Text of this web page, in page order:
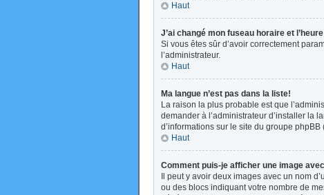
Haut
J’ai changé mon fuseau horaire et
Si vous êtes sûr d’avoir correctement
l’administrateur.
Haut
Ma langue n’est pas dans la liste!
La raison la plus probable est que
demander à l’administrateur d’installer la
d’informations sur le site du groupe
Haut
Comment puis-je afficher une image
Il peut y avoir deux images avec un nom
ou des blocs indiquant votre nombre de